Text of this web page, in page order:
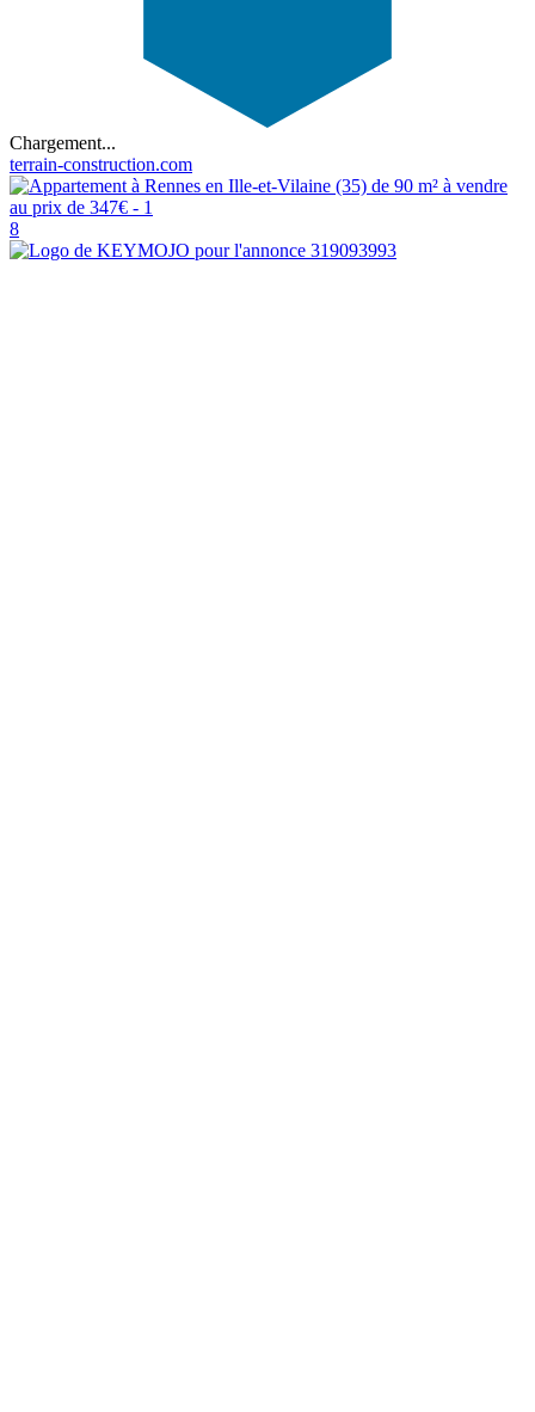
Chargement...
terrain-construction.com
8